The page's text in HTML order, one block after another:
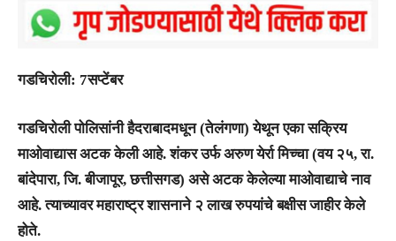
गडचिरोली: 7सप्टेंबर
गडचिरोली पोलिसांनी हैदराबादमधून (तेलंगणा) येथून एका सक्रिय
माओवाद्यास अटक केली आहे. शंकर उर्फ अरुण येर्रा मिच्चा (वय २५, रा.
बांदेपारा, जि. बीजापूर, छत्तीसगड) असे अटक केलेल्या माओवाद्याचे नाव
आहे. त्याच्यावर महाराष्ट्र शासनाने २ लाख रुपयांचे बक्षीस जाहीर केले
होते.